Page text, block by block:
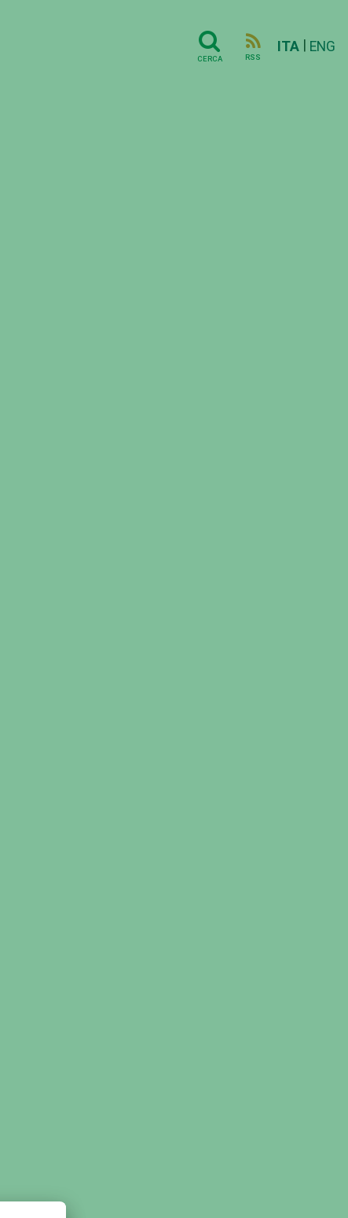
CERCA RSS
ITA ENG